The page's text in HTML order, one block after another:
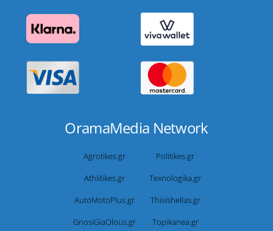
OramaMedia Network
Agrotikes.gr
Politikes.gr
Athlitikes.gr
Texnologika.gr
AutoMotoPlus.gr
Thisishellas.gr
GnosiGiaOlous.gr
Topikanea.gr